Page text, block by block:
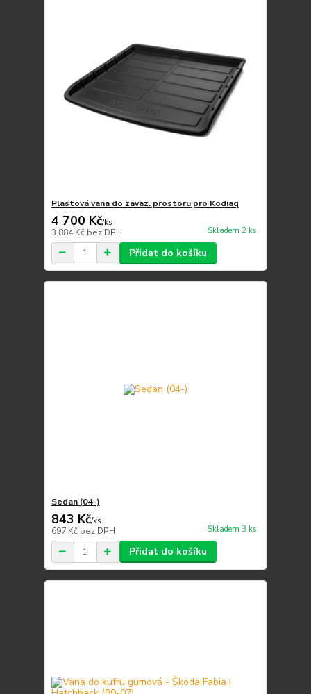
Plastová vana do zavaz. prostoru pro Kodiaq
4 700 Kč/ks
3 884 Kč bez DPH Skladem 2 ks
Přidat do košíku
Sedan (04-)
843 Kč/ks
697 Kč bez DPH Skladem 3 ks
Přidat do košíku